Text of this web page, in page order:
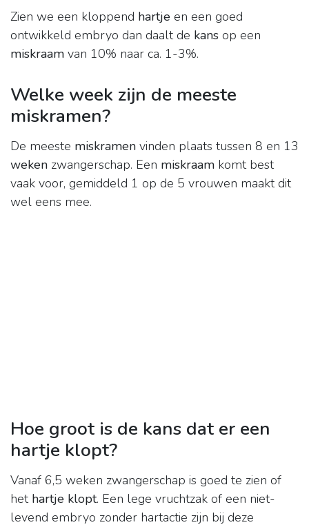
Zien we een kloppend hartje en een goed
ontwikkeld embryo dan daalt de kans op een
miskraam van 10% naar ca. 1-3%.
Welke week zijn de meeste
miskramen?
De meeste miskramen vinden plaats tussen 8 en 13
weken zwangerschap. Een miskraam komt best
vaak voor, gemiddeld 1 op de 5 vrouwen maakt dit
wel eens mee.
Hoe groot is de kans dat er een
hartje klopt?
Vanaf 6,5 weken zwangerschap is goed te zien of
het hartje klopt. Een lege vruchtzak of een niet-
levend embryo zonder hartactie zijn bij deze